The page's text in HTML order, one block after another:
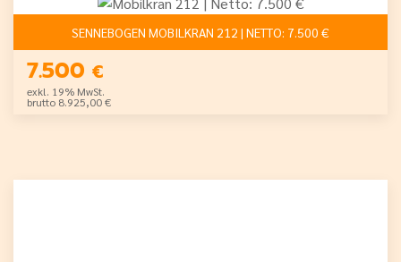
SENNEBOGEN MOBILKRAN 212 | NETTO: 7.500 €
7.500 €
exkl. 19% MwSt.
brutto 8.925,00 €